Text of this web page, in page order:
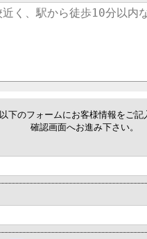
以下のフォームにお客様情報をご記
確認画面へお進み下さい。